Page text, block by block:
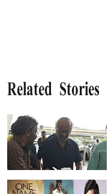
Related Stories